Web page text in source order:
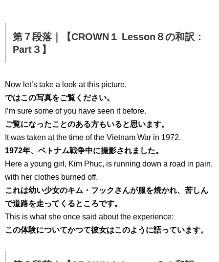
第７段落｜【CROWN１ Lesson８の和訳：
Part３】
Now let’s take a look at this picture.
ではこの写真をご覧ください。
I’m sure some of you have seen it before.
ご覧になったことのある方もいると思います。
It was taken at the time of the Vietnam War in 1972.
1972年、ベトナム戦争中に撮影されました。
Here a young girl, Kim Phuc, is running down a road in pain,
with her clothes burned off.
これは幼い少女のキム・フックさんが服を焼かれ、苦しん
で道路を走ってくるところです。
This is what she once said about the experience:
この体験についてかつて彼女はこのように語っています。